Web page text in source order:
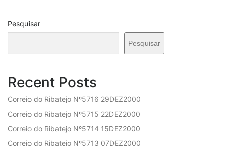
Pesquisar
Pesquisar
Recent Posts
Correio do Ribatejo Nº5716 29DEZ2000
Correio do Ribatejo Nº5715 22DEZ2000
Correio do Ribatejo Nº5714 15DEZ2000
Correio do Ribatejo Nº5713 07DEZ2000